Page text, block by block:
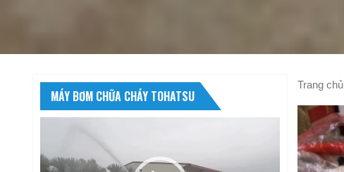
Trang chủ
MÁY BƠM CHỮA CHÁY TOHATSU
Video